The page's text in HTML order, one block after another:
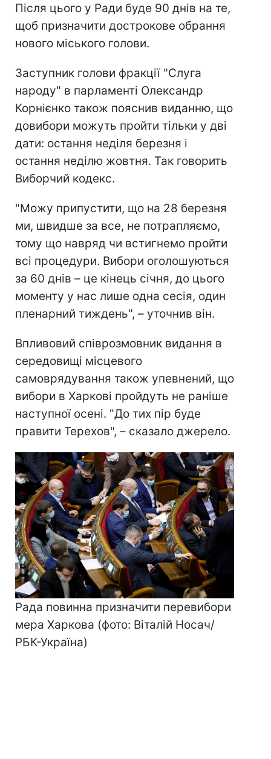
Після цього у Ради буде 90 днів на те,
щоб призначити дострокове обрання
нового міського голови.
Заступник голови фракції "Слуга
народу" в парламенті Олександр
Корнієнко також пояснив виданню, що
довибори можуть пройти тільки у дві
дати: остання неділя березня і
остання неділю жовтня. Так говорить
Виборчий кодекс.
"Можу припустити, що на 28 березня
ми, швидше за все, не потрапляємо,
тому що навряд чи встигнемо пройти
всі процедури. Вибори оголошуються
за 60 днів – це кінець січня, до цього
моменту у нас лише одна сесія, один
пленарний тиждень", – уточнив він.
Впливовий співрозмовник видання в
середовищі місцевого
самоврядування також упевнений, що
вибори в Харкові пройдуть не раніше
наступної осені. "До тих пір буде
правити Терехов", – сказало джерело.
Рада повинна призначити перевибори
мера Харкова (фото: Віталій Носач/
РБК-Україна)